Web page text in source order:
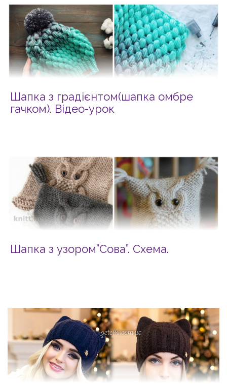
Шапка з градієнтом(шапка омбре
гачком). Відео-урок
Шапка з узором”Сова”. Схема.